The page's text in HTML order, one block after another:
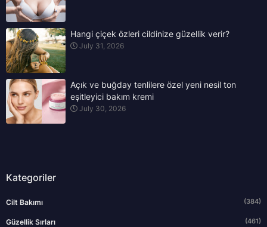
Hangi çiçek özleri cildinize güzellik verir?
July 31, 2026
Açık ve buğday tenlilere özel yeni nesil ton
eşitleyici bakım kremi
July 30, 2026
Kategoriler
Cilt Bakımı (384)
Güzellik Sırları (461)